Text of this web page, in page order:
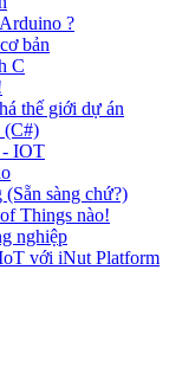
?
bản
C
thế giới dự án
(C#)
- IOT
sàng chứ?)
Things nào!
nghiệp
với iNut Platform